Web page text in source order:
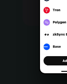
Português (Brasil)
Español